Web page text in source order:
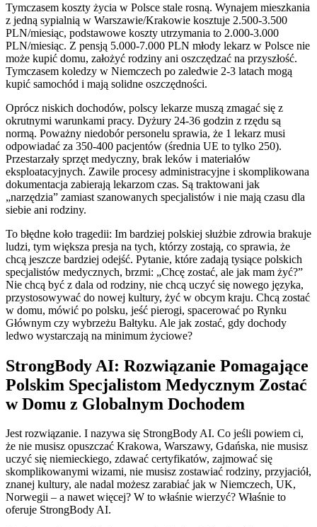
Tymczasem koszty życia w Polsce stale rosną. Wynajem mieszkania
z jedną sypialnią w Warszawie/Krakowie kosztuje 2.500-3.500
PLN/miesiąc, podstawowe koszty utrzymania to 2.000-3.000
PLN/miesiąc. Z pensją 5.000-7.000 PLN młody lekarz w Polsce nie
może kupić domu, założyć rodziny ani oszczędzać na przyszłość.
Tymczasem koledzy w Niemczech po zaledwie 2-3 latach mogą
kupić samochód i mają solidne oszczędności.
Oprócz niskich dochodów, polscy lekarze muszą zmagać się z
okrutnymi warunkami pracy. Dyżury 24-36 godzin z rzędu są
normą. Poważny niedobór personelu sprawia, że 1 lekarz musi
odpowiadać za 350-400 pacjentów (średnia UE to tylko 250).
Przestarzały sprzęt medyczny, brak leków i materiałów
eksploatacyjnych. Zawile procesy administracyjne i skomplikowana
dokumentacja zabierają lekarzom czas. Są traktowani jak
„narzędzia” zamiast szanowanych specjalistów i nie mają czasu dla
siebie ani rodziny.
To błędne koło tragedii: Im bardziej polskiej służbie zdrowia brakuje
ludzi, tym większa presja na tych, którzy zostają, co sprawia, że
chcą jeszcze bardziej odejść. Pytanie, które zadają tysiące polskich
specjalistów medycznych, brzmi: „Chcę zostać, ale jak mam żyć?”
Nie chcą być z dala od rodziny, nie chcą uczyć się nowego języka,
przystosowywać do nowej kultury, żyć w obcym kraju. Chcą zostać
w domu, mówić po polsku, jeść pierogi, spacerować po Rynku
Głównym czy wybrzeżu Bałtyku. Ale jak zostać, gdy dochody
ledwo wystarczają na minimum życiowe?
StrongBody AI: Rozwiązanie Pomagające
Polskim Specjalistom Medycznym Zostać
w Domu z Globalnym Dochodem
Jest rozwiązanie. I nazywa się StrongBody AI. Co jeśli powiem ci,
że nie musisz opuszczać Krakowa, Warszawy, Gdańska, nie musisz
uczyć się niemieckiego, zdawać certyfikatów, zajmować się
skomplikowanymi wizami, nie musisz zostawiać rodziny, przyjaciół,
znanej kultury, ale nadal możesz zarabiać jak w Niemczech, UK,
Norwegii – a nawet więcej? W to właśnie wierzyć? Właśnie to
oferuje StrongBody AI.